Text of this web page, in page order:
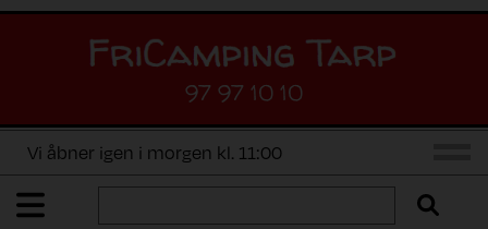
97 97 10 10
Vi åbner igen i morgen kl. 11:00